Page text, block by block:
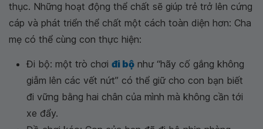
thục. Những hoạt động thể chất sẽ giúp trẻ trở lên cứng
cáp và phát triển thể chất một cách toàn diện hơn: Cha
mẹ có thể cùng con thực hiện:
Đi bộ: một trò chơi đi bộ như “hãy cố gắng không
giẫm lên các vết nứt” có thể giữ cho con bạn biết
đi vững bằng hai chân của mình mà không cần tới
xe đẩy.